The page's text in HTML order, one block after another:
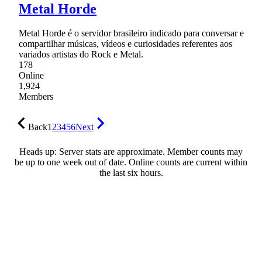
Metal Horde
Metal Horde é o servidor brasileiro indicado para conversar e
compartilhar músicas, vídeos e curiosidades referentes aos
variados artistas do Rock e Metal.
178
Online
1,924
Members
Back123456Next
Heads up: Server stats are approximate. Member counts may
be up to one week out of date. Online counts are current within
the last six hours.